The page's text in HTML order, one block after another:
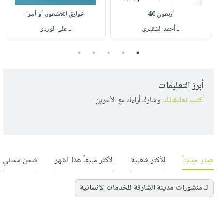
أربعون 40
لـ أحمد الشقيري
خوارق اللاشعور، أو أسرا
لـ علي الوردي
1
2
3
4
5
أبرز التعليقات
أكتب تعليقاتك وشارك أراءك مع الأخرين
صدر حديثاً الأكثر شعبية الأكثر مبيعاً هذا الشهر شحن مجاني
لـ منشورات مدينة الشارقة للخدمات الإنسانية